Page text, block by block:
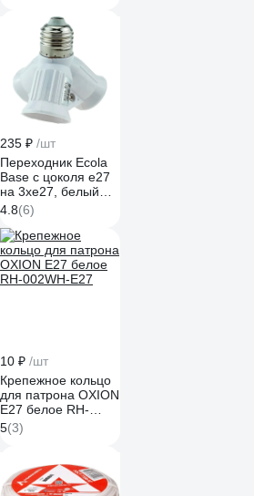
235 ₽ /шт
Переходник Ecola
Base с цоколя e27
на 3хe27, белый
A7W37WEAY
4.8(6)
10 ₽ /шт
Крепежное кольцо
для патрона OXION
Е27 белое RH-
002WH-E27
5(3)